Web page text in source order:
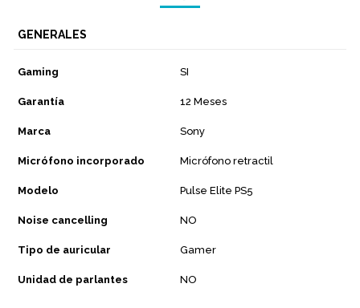
GENERALES
Gaming SI
Garantía 12 Meses
Marca Sony
Micrófono incorporado Micrófono retractil
Modelo Pulse Elite PS5
Noise cancelling NO
Tipo de auricular Gamer
Unidad de parlantes NO